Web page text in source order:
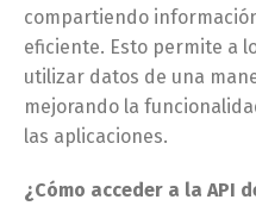
compartiendo
eficiente. Esto permite a
utilizar datos de una
mejorando la
las aplicaciones.
¿Cómo acceder a la API